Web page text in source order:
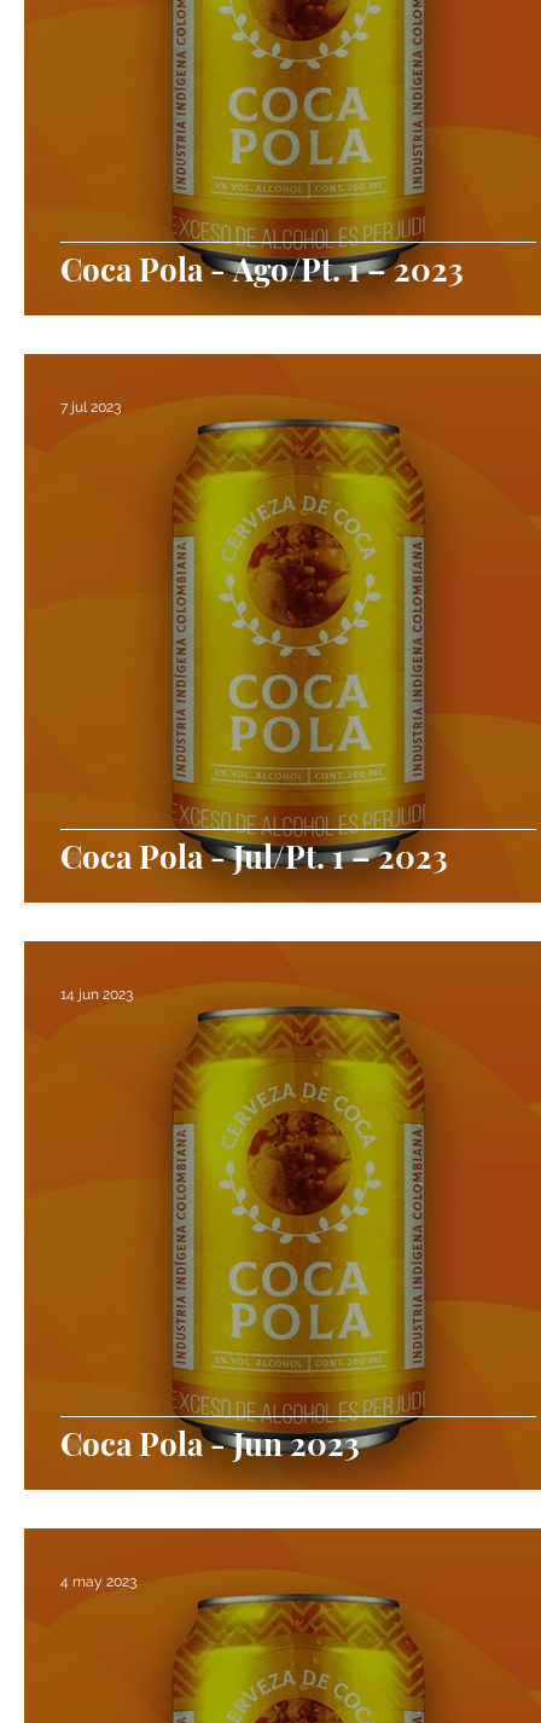
Coca Pola - Ago/Pt. 1 – 2023
Coca Pola - Jul/Pt. 1 – 2023
7 jul 2023
Coca Pola - Jun 2023
14 jun 2023
4 may 2023